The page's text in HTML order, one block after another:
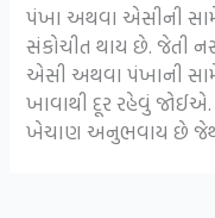
પંખા અથવા એસીની
સંકોચીત થાય છે. જેતી
એસી અથવા પંખાની
ખાવાથી દૂર રહેવું જોઈએ.
ખેચાણ અનુભવાય છે